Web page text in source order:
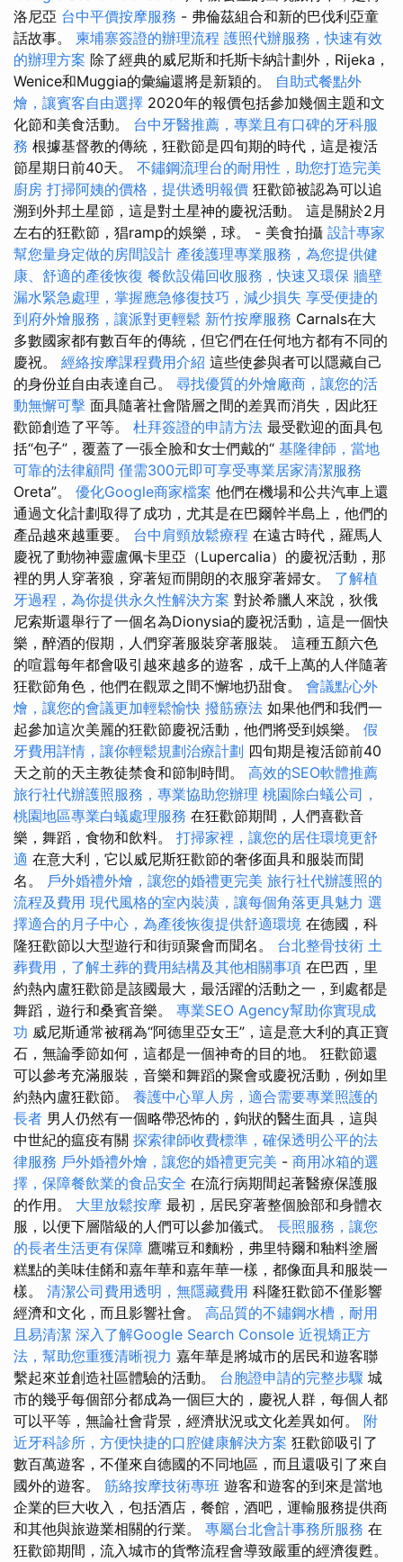
洛尼亞 台中平價按摩服務 - 弗倫茲組合和新的巴伐利亞童
話故事。 柬埔寨簽證的辦理流程 護照代辦服務，快速有效
的辦理方案 除了經典的威尼斯和托斯卡納計劃外，Rijeka，
Wenice和Muggia的彙編還將是新穎的。 自助式餐點外
燴，讓賓客自由選擇 2020年的報價包括參加幾個主題和文
化節和美食活動。 台中牙醫推薦，專業且有口碑的牙科服
務 根據基督教的傳統，狂歡節是四旬期的時代，這是複活
節星期日前40天。 不鏽鋼流理台的耐用性，助您打造完美
廚房 打掃阿姨的價格，提供透明報價 狂歡節被認為可以追
溯到外邦土星節，這是對土星神的慶祝活動。 這是關於2月
左右的狂歡節，猖ramp的娛樂，球。 - 美食拍攝 設計專家
幫您量身定做的房間設計 產後護理專業服務，為您提供健
康、舒適的產後恢復 餐飲設備回收服務，快速又環保 牆壁
漏水緊急處理，掌握應急修復技巧，減少損失 享受便捷的
到府外燴服務，讓派對更輕鬆 新竹按摩服務 Carnals在大
多數國家都有數百年的傳統，但它們在任何地方都有不同的
慶祝。 經絡按摩課程費用介紹 這些使參與者可以隱藏自己
的身份並自由表達自己。 尋找優質的外燴廠商，讓您的活
動無懈可擊 面具隨著社會階層之間的差異而消失，因此狂
歡節創造了平等。 杜拜簽證的申請方法 最受歡迎的面具包
括“包子”，覆蓋了一張全臉和女士們戴的“ 基隆律師，當地
可靠的法律顧問 僅需300元即可享受專業居家清潔服務
Oreta”。 優化Google商家檔案 他們在機場和公共汽車上還
通過文化計劃取得了成功，尤其是在巴爾幹半島上，他們的
產品越來越重要。 台中肩頸放鬆療程 在遠古時代，羅馬人
慶祝了動物神靈盧佩卡里亞（Lupercalia）的慶祝活動，那
裡的男人穿著狼，穿著短而開朗的衣服穿著婦女。 了解植
牙過程，為你提供永久性解決方案 對於希臘人來說，狄俄
尼索斯還舉行了一個名為Dionysia的慶祝活動，這是一個快
樂，醉酒的假期，人們穿著服裝穿著服裝。 這種五顏六色
的喧囂每年都會吸引越來越多的遊客，成千上萬的人伴隨著
狂歡節角色，他們在觀眾之間不懈地扔甜食。 會議點心外
燴，讓您的會議更加輕鬆愉快 撥筋療法 如果他們和我們一
起參加這次美麗的狂歡節慶祝活動，他們將受到娛樂。 假
牙費用詳情，讓你輕鬆規劃治療計劃 四旬期是複活節前40
天之前的天主教徒禁食和節制時間。 高效的SEO軟體推薦
旅行社代辦護照服務，專業協助您辦理 桃園除白蟻公司，
桃園地區專業白蟻處理服務 在狂歡節期間，人們喜歡音
樂，舞蹈，食物和飲料。 打掃家裡，讓您的居住環境更舒
適 在意大利，它以威尼斯狂歡節的奢侈面具和服裝而聞
名。 戶外婚禮外燴，讓您的婚禮更完美 旅行社代辦護照的
流程及費用 現代風格的室內裝潢，讓每個角落更具魅力 選
擇適合的月子中心，為產後恢復提供舒適環境 在德國，科
隆狂歡節以大型遊行和街頭聚會而聞名。 台北整骨技術 土
葬費用，了解土葬的費用結構及其他相關事項 在巴西，里
約熱內盧狂歡節是該國最大，最活躍的活動之一，到處都是
舞蹈，遊行和桑賓音樂。 專業SEO Agency幫助你實現成
功 威尼斯通常被稱為“阿德里亞女王”，這是意大利的真正寶
石，無論季節如何，這都是一個神奇的目的地。 狂歡節還
可以參考充滿服裝，音樂和舞蹈的聚會或慶祝活動，例如里
約熱內盧狂歡節。 養護中心單人房，適合需要專業照護的
長者 男人仍然有一個略帶恐怖的，鉤狀的醫生面具，這與
中世紀的瘟疫有關 探索律師收費標準，確保透明公平的法
律服務 戶外婚禮外燴，讓您的婚禮更完美 - 商用冰箱的選
擇，保障餐飲業的食品安全 在流行病期間起著醫療保護服
的作用。 大里放鬆按摩 最初，居民穿著整個臉部和身體衣
服，以便下層階級的人們可以參加儀式。 長照服務，讓您
的長者生活更有保障 鷹嘴豆和麵粉，弗里特爾和釉料塗層
糕點的美味佳餚和嘉年華和嘉年華一樣，都像面具和服裝一
樣。 清潔公司費用透明，無隱藏費用 科隆狂歡節不僅影響
經濟和文化，而且影響社會。 高品質的不鏽鋼水槽，耐用
且易清潔 深入了解Google Search Console 近視矯正方
法，幫助您重獲清晰視力 嘉年華是將城市的居民和遊客聯
繫起來並創造社區體驗的活動。 台胞證申請的完整步驟 城
市的幾乎每個部分都成為一個巨大的，慶祝人群，每個人都
可以平等，無論社會背景，經濟狀況或文化差異如何。 附
近牙科診所，方便快捷的口腔健康解決方案 狂歡節吸引了
數百萬遊客，不僅來自德國的不同地區，而且還吸引了來自
國外的遊客。 筋絡按摩技術專班 遊客和遊客的到來是當地
企業的巨大收入，包括酒店，餐館，酒吧，運輸服務提供商
和其他與旅遊業相關的行業。 專屬台北會計事務所服務 在
狂歡節期間，流入城市的貨幣流程會導致嚴重的經濟復甦。